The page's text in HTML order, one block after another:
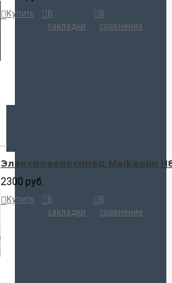
Купить
В
закладки
В
сравнение
Электровелосипед Maikaolin
2300 руб.
Купить
В
закладки
В
сравнение